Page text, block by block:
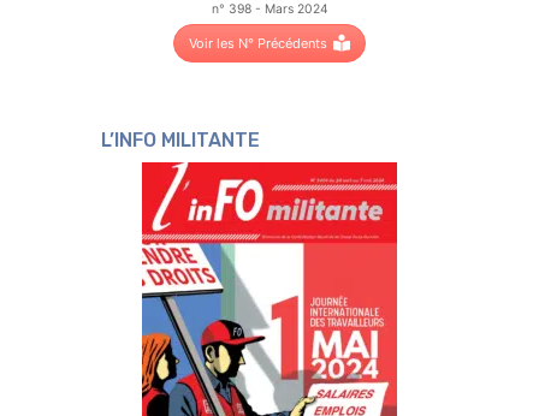
n° 398 - Mars 2024
Voir les N° Précédents
L’INFO MILITANTE